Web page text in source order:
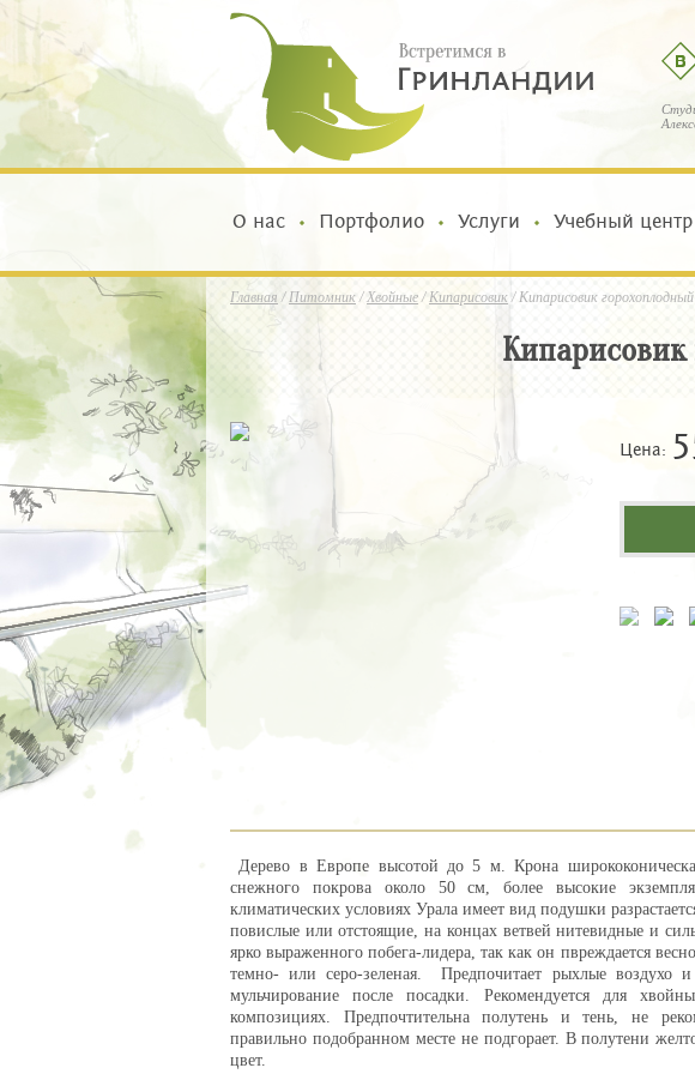
О нас Портфолио Услуги Учебный центр
Главная /Питомник/Хвойные/Кипарисовик /Кипарисовик
Цена:
Дерево в Европе высотой до 5 м. Крона
снежного покрова около 50 см, более высокие
климатических условиях Урала имеет вид подушки
повислые или отстоящие, на концах ветвей нитевидные и
ярко выраженного побега-лидера, так как он пвреждается
темно- или серо-зеленая. Предпочитает рыхлые воздухо
мульчирование после посадки. Рекомендуется для
композициях. Предпочтительна полутень и тень, не
правильно подобранном месте не подгорает. В полутени
цвет.